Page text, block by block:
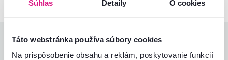
Súhlas Detaily O cookies
Táto webstránka používa súbory cookies
Na prispôsobenie obsahu a reklám, poskytovanie funkcií
Hodnotenia produktu